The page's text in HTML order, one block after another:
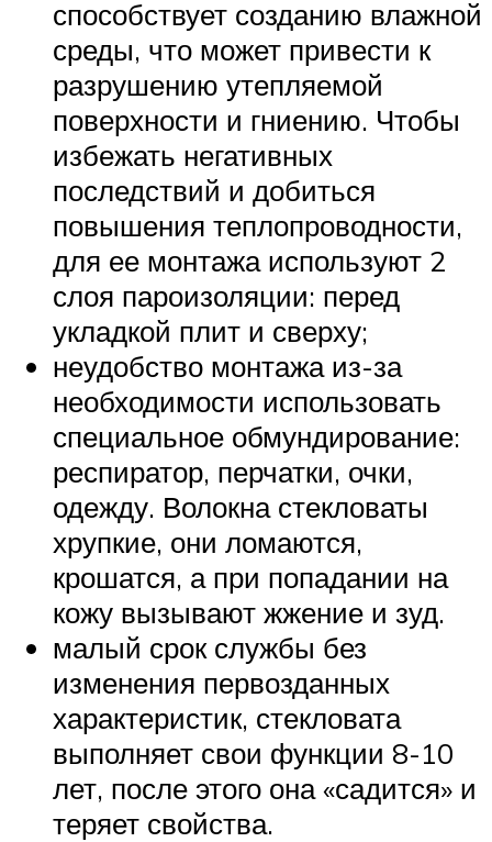
способствует созданию влажной
среды, что может привести к
разрушению утепляемой
поверхности и гниению. Чтобы
избежать негативных
последствий и добиться
повышения теплопроводности,
для ее монтажа используют 2
слоя пароизоляции: перед
укладкой плит и сверху;
неудобство монтажа из-за
необходимости использовать
специальное обмундирование:
респиратор, перчатки, очки,
одежду. Волокна стекловаты
хрупкие, они ломаются,
крошатся, а при попадании на
кожу вызывают жжение и зуд.
малый срок службы без
изменения первозданных
характеристик, стекловата
выполняет свои функции 8-10
лет, после этого она «садится» и
теряет свойства.